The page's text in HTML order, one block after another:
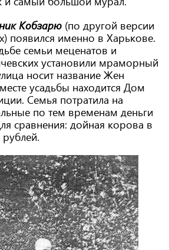
Кобзарю (по другой версии
появился именно в Харькове.
семьи меценатов и
установили мраморный
носит название Жен
усадьбы находится Дом
Семья потратила на
по тем временам деньги
сравнения: дойная корова в